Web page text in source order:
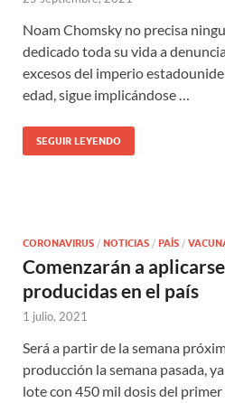
Noam Chomsky no precisa
dedicado toda su vida a
excesos del imperio
edad, sigue implicándose …
SEGUIR LEYENDO
CORONAVIRUS / NOTICIAS / PAÍS /
Comenzarán a
producidas en el país
1 julio, 2021
Será a partir de la semana
producción la semana pasada,
lote con 450 mil dosis del